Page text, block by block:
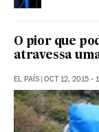
O pior que
atravessa
EL PAÍS | OCT 12, 2015 -